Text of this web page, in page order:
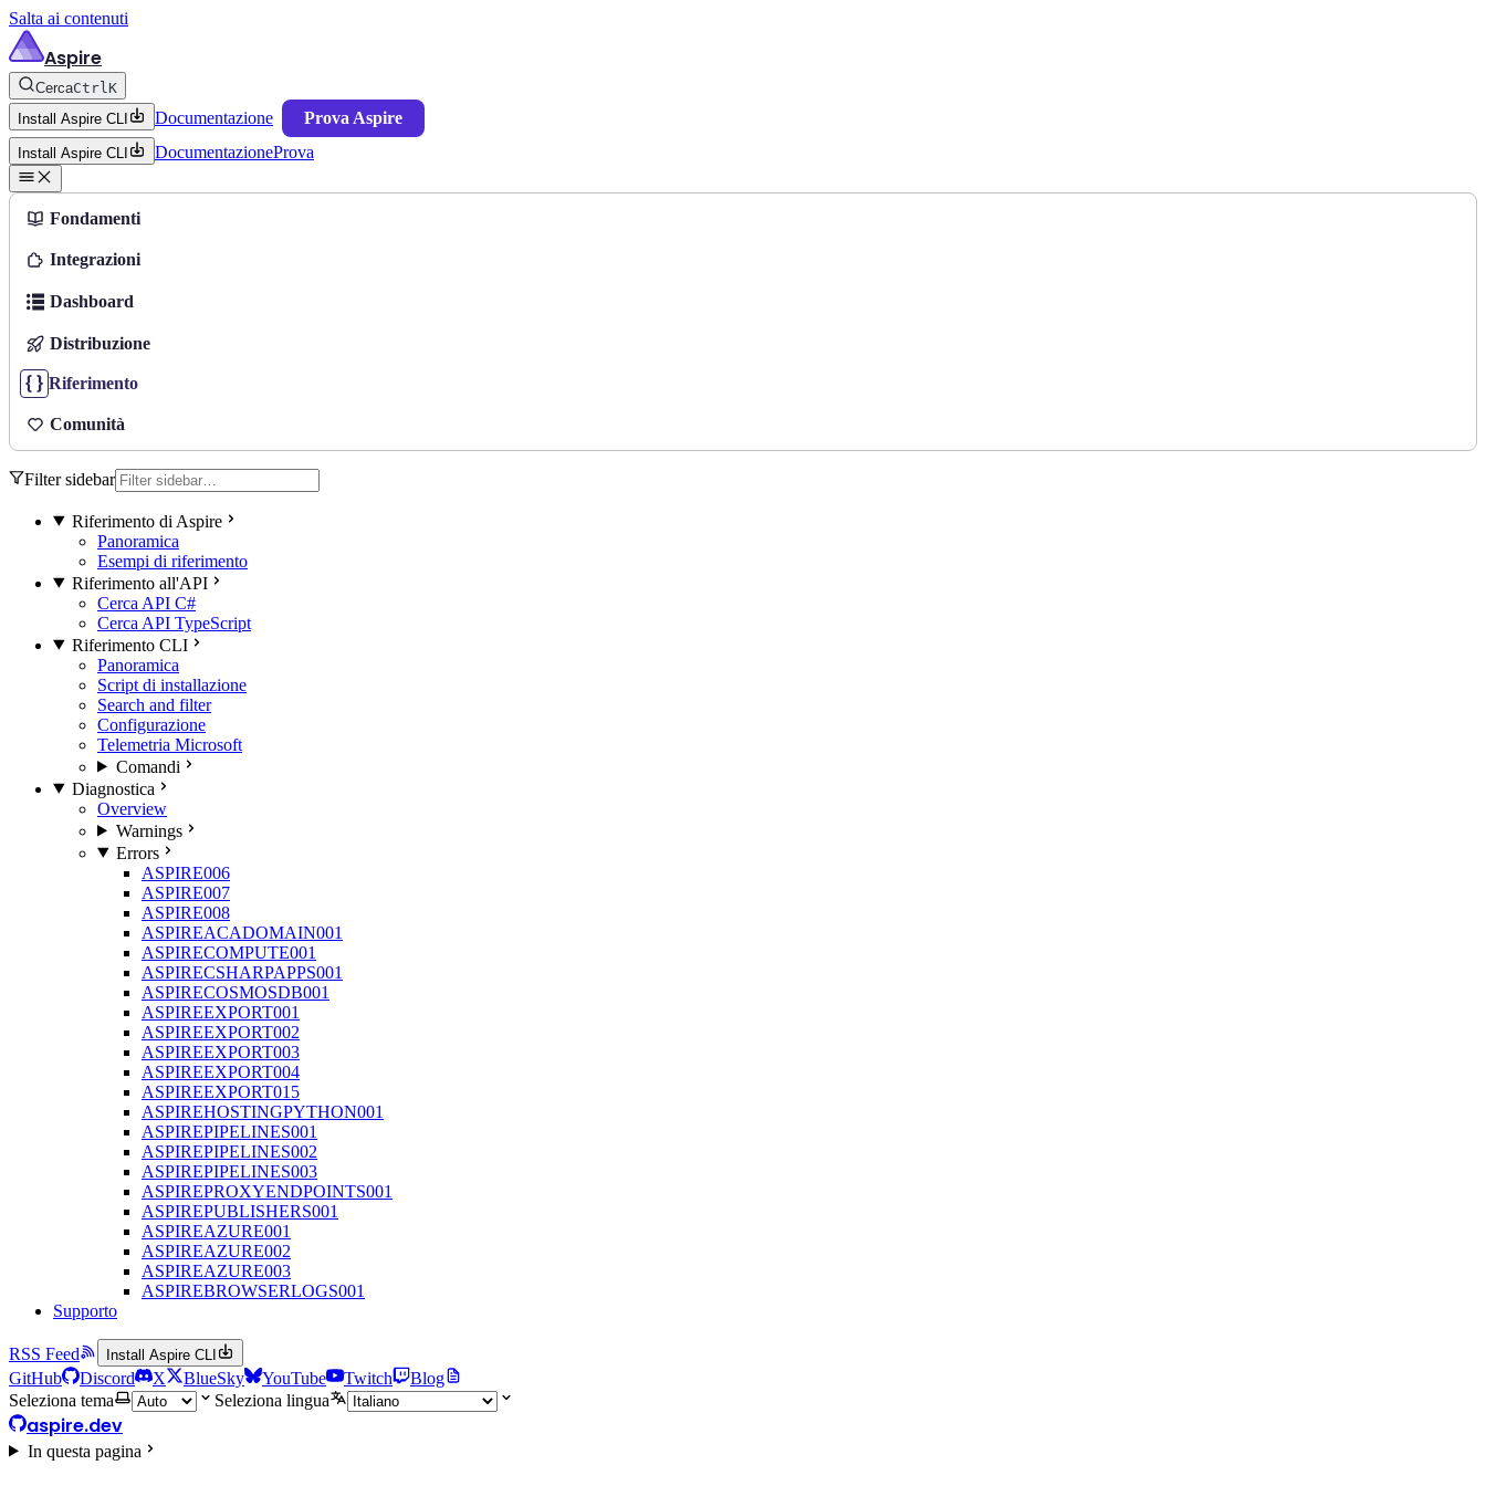
Salta ai contenuti
Aspire
CercaCtrlK
Install Aspire CLI
Documentazione Prova Aspire
Install Aspire CLI DocumentazioneProva
Fondamenti
Integrazioni
Dashboard
Distribuzione
Riferimento
Comunità
Filter sidebar
Riferimento di Aspire
Panoramica
Esempi di riferimento
Riferimento all'API
Cerca API C#
Cerca API TypeScript
Riferimento CLI
Panoramica
Script di installazione
Search and filter
Configurazione
Telemetria Microsoft
Comandi
Diagnostica
Overview
Warnings
Errors
ASPIRE006
ASPIRE007
ASPIRE008
ASPIREACADOMAIN001
ASPIRECOMPUTE001
ASPIRECSHARPAPPS001
ASPIRECOSMOSDB001
ASPIREEXPORT001
ASPIREEXPORT002
ASPIREEXPORT003
ASPIREEXPORT004
ASPIREEXPORT015
ASPIREHOSTINGPYTHON001
ASPIREPIPELINES001
ASPIREPIPELINES002
ASPIREPIPELINES003
ASPIREPROXYENDPOINTS001
ASPIREPUBLISHERS001
ASPIREAZURE001
ASPIREAZURE002
ASPIREAZURE003
ASPIREBROWSERLOGS001
Supporto
RSS Feed Install Aspire CLI
GitHub Discord X BlueSky YouTube Twitch
Blog
Seleziona tema
Seleziona lingua
aspire.dev
In questa pagina